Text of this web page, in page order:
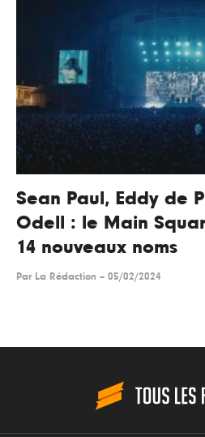
Sean Paul, Eddy de
Odell : le Main
14 nouveaux noms
Par La Rédaction -- 05/02/2024